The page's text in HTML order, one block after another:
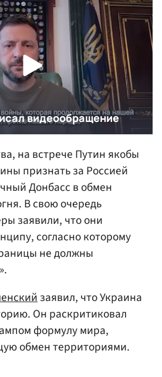
на встрече Путин якобы
признать за Россией
Донбасс в обмен
В свою очередь
заявили, что они
согласно которому
не должны
заявил, что Украина
Он раскритиковал
формулу мира,
обмен территориями.